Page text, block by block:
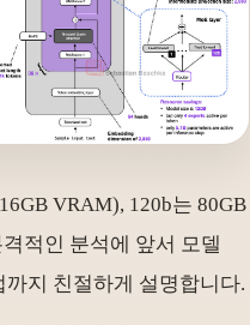
VRAM), 120b는 80GB
적인 분석에 앞서 모델
지 친절하게 설명합니다.